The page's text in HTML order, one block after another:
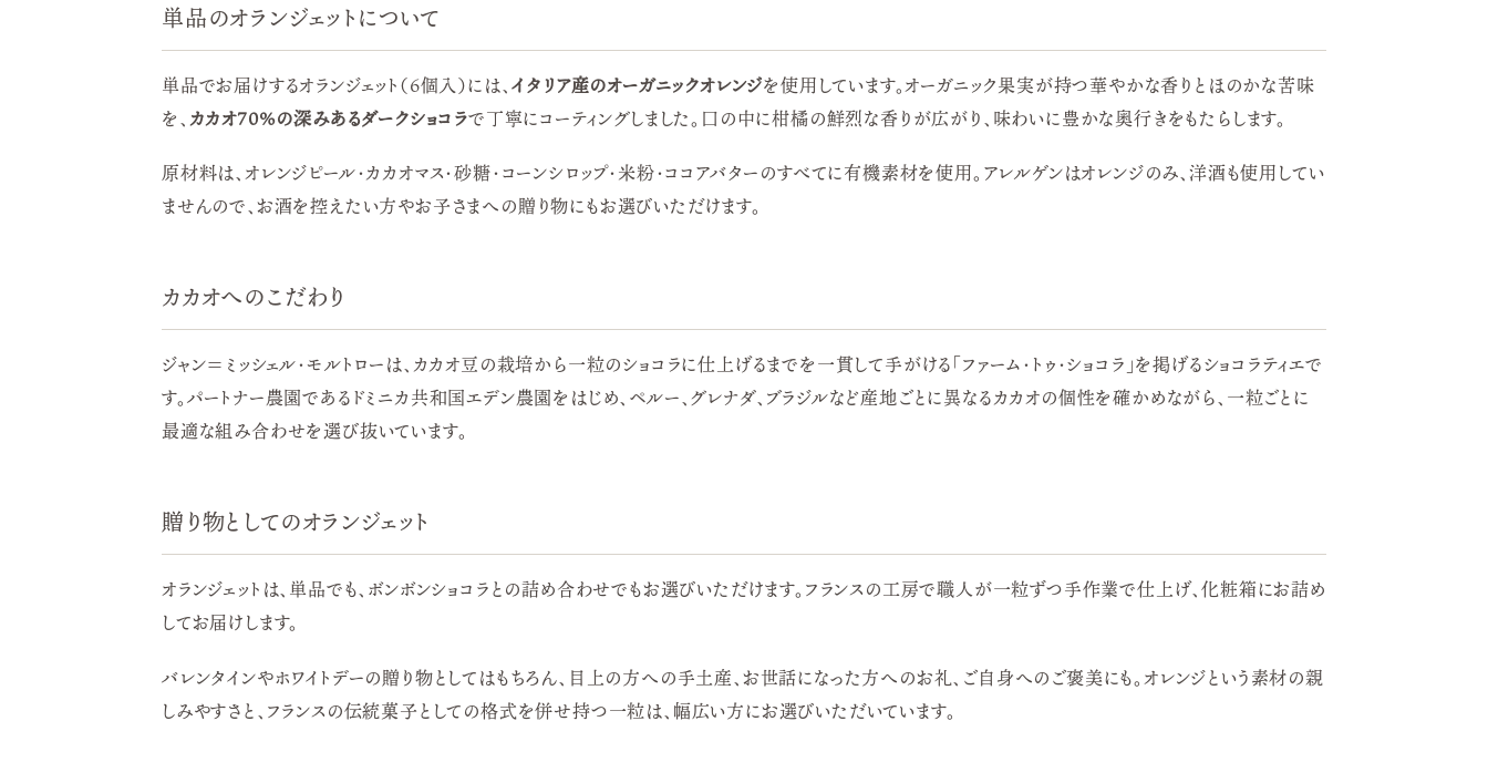
単品のオランジェットについて
単品でお届けするオランジェット（6個入）には、イタリア産のオーガニックオレンジを使用しています。オーガニック果実が持つ華やかな香りとほのかな苦味
を、カカオ70%の深みあるダークショコラで丁寧にコーティングしました。口の中に柑橘の鮮烈な香りが広がり、味わいに豊かな奥行きをもたらします。
原材料は、オレンジピール・カカオマス・砂糖・コーンシロップ・米粉・ココアバターのすべてに有機素材を使用。アレルゲンはオレンジのみ、洋酒も使用してい
ませんので、お酒を控えたい方やお子さまへの贈り物にもお選びいただけます。
カカオへのこだわり
ジャン＝ミッシェル・モルトローは、カカオ豆の栽培から一粒のショコラに仕上げるまでを一貫して手がける「ファーム・トゥ・ショコラ」を掲げるショコラティエで
す。パートナー農園であるドミニカ共和国エデン農園をはじめ、ペルー、グレナダ、ブラジルなど産地ごとに異なるカカオの個性を確かめながら、一粒ごとに
最適な組み合わせを選び抜いています。
贈り物としてのオランジェット
オランジェットは、単品でも、ボンボンショコラとの詰め合わせでもお選びいただけます。フランスの工房で職人が一粒ずつ手作業で仕上げ、化粧箱にお詰め
してお届けします。
バレンタインやホワイトデーの贈り物としてはもちろん、目上の方への手土産、お世話になった方へのお礼、ご自身へのご褒美にも。オレンジという素材の親
しみやすさと、フランスの伝統菓子としての格式を併せ持つ一粒は、幅広い方にお選びいただいています。